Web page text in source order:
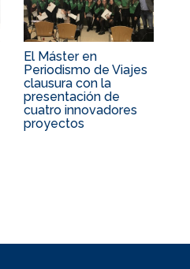
El Máster en
Periodismo de Viajes
clausura con la
presentación de
cuatro innovadores
proyectos